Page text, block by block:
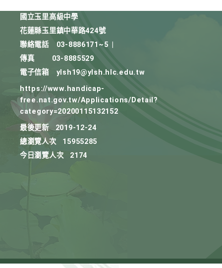
國立玉里高級中學
花蓮縣玉里鎮中華路424號
聯絡電話
03-8886171~5
傳真
03-8885529
電子信箱
ylsh19@ylsh.hlc.edu.tw
https://www.handicap-
free.nat.gov.tw/Applications/Detail?
category=20200115132152
最後更新
2019-12-24
總瀏覽人次
15955285
今日瀏覽人次
2174